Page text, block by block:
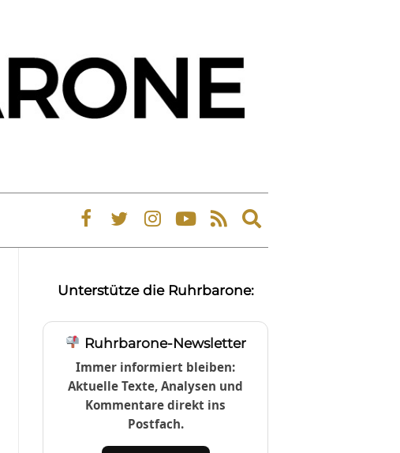
Expand
search
Unterstütze die Ruhrbarone:
Ruhrbarone-Newsletter
Immer informiert bleiben:
Aktuelle Texte, Analysen und
Kommentare direkt ins
Postfach.